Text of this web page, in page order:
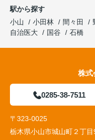
駅から探す
小山
小田林 間々田
自治医大
国谷 石橋
株式
0285-38-7511
〒323-0025
栃木県小山市城山町２丁